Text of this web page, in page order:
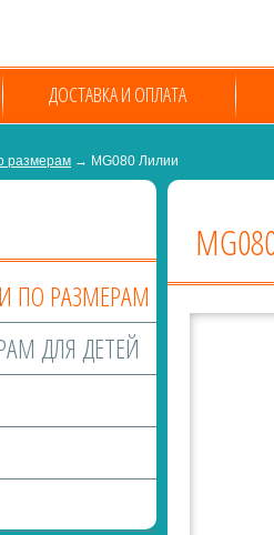
ДОСТАВКА И ОПЛАТА
размерам → MG080 Лилии
ПО РАЗМЕРАМ
ДЛЯ ДЕТЕЙ